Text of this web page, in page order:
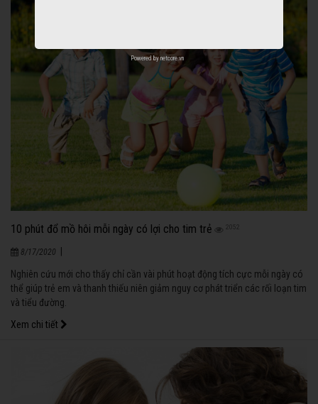
10 phút đổ mồ hôi mỗi ngày có lợi cho tim trẻ
8/17/2020
Nghiên cứu mới cho thấy chỉ cần vài phút hoạt động tích cực mỗi ngày có
thể giúp trẻ em và thanh thiếu niên giảm nguy cơ phát triển các rối loạn tim
và tiểu đường.
Xem chi tiết
Powered bynetcore.vn